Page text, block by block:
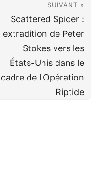
SUIVANT »
Scattered Spider :
extradition de Peter
Stokes vers les
États-Unis dans le
cadre de l'Opération
Riptide